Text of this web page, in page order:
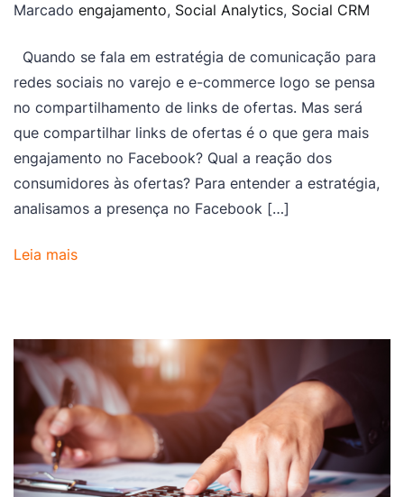
Marcado engajamento, Social Analytics, Social CRM
Quando se fala em estratégia de comunicação para
redes sociais no varejo e e-commerce logo se pensa
no compartilhamento de links de ofertas. Mas será
que compartilhar links de ofertas é o que gera mais
engajamento no Facebook? Qual a reação dos
consumidores às ofertas? Para entender a estratégia,
analisamos a presença no Facebook […]
Leia mais